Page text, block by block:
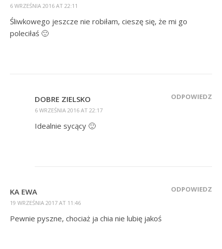
6 WRZEŚNIA 2016 AT 22:11
Śliwkowego jeszcze nie robiłam, cieszę się, że mi go
poleciłaś 🙂
DOBRE ZIELSKO
6 WRZEŚNIA 2016 AT 22:17
ODPOWIEDZ
Idealnie sycący 🙂
KA EWA
19 WRZEŚNIA 2017 AT 11:46
ODPOWIEDZ
Pewnie pyszne, chociaż ja chia nie lubię jakoś